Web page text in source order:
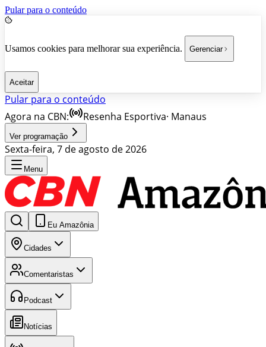
Pular para o conteúdo
Usamos cookies para melhorar sua experiência. Gerenciar
Aceitar
Pular para o conteúdo
Agora na CBN:
Resenha Esportiva· Manaus
Ver programação
Sexta-feira, 7 de agosto de 2026
Menu
Eu Amazônia
Cidades
Comentaristas
Podcast
Notícias